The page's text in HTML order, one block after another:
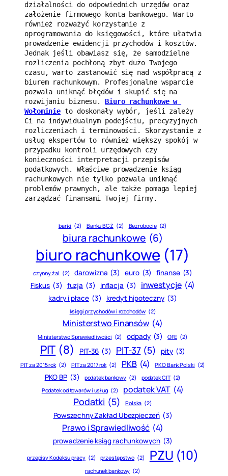
działalności do odpowiednich urzędów oraz
założenie firmowego konta bankowego. Warto
również rozważyć korzystanie z
oprogramowania do księgowości, które ułatwia
prowadzenie ewidencji przychodów i kosztów.
Jednak jeśli obawiasz się, że samodzielne
rozliczenia pochłoną zbyt dużo Twojego
czasu, warto zastanowić się nad współpracą z
biurem rachunkowym. Profesjonalne wsparcie
pozwala uniknąć błędów i skupić się na
rozwijaniu biznesu. Biuro rachunkowe w
Wołominie to doskonały wybór, jeśli zależy
Ci na indywidualnym podejściu, precyzyjnych
rozliczeniach i terminowości. Skorzystanie z
usług ekspertów to również większy spokój w
przypadku kontroli urzędowych czy
konieczności interpretacji przepisów
podatkowych. Właściwe prowadzenie ksiąg
rachunkowych nie tylko pozwala uniknąć
problemów prawnych, ale także pomaga lepiej
zarządzać finansami Twojej firmy.
banki (2) Banku BGŻ (2) Bezrobocie (2)
biura rachunkowe (6)
biuro rachunkowe (17)
czynny żal (2) darowizna (3) euro (3) finanse (3)
Fiskus (3) fuzja (3) inflacja (3) inwestycje (4)
kadry i płace (3) kredyt hipoteczny (3)
księgi przychodów i rozchodów (2)
Ministerstwo Finansów (4)
Ministerstwo Sprawiedliwości (2) odpady (3) OFE (2)
PIT (8) PIT-36 (3) PIT-37 (5) pity (3)
PIT za 2015 rok (2) PIT za 2017 rok (2) PKB (4) PKO Bank Polski (2)
PKO BP (3) podatek bankowy (2) podatek CIT (2)
Podatek od towarów i usług (2) podatek VAT (4)
Podatki (5) Polska (2)
Powszechny Zakład Ubezpieczeń (3)
Prawo i Sprawiedliwość (4)
prowadzenie ksiąg rachunkowych (3)
przepisy Kodeksu pracy (2) przestępstwo (2) PZU (10)
rachunek bankowy (2)